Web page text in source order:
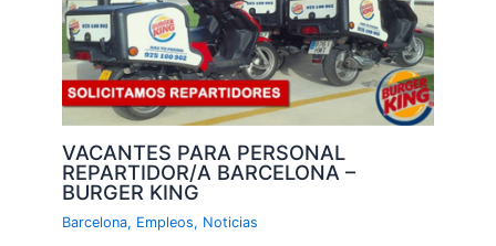
VACANTES PARA PERSONAL
REPARTIDOR/A BARCELONA –
BURGER KING
Barcelona, Empleos, Noticias